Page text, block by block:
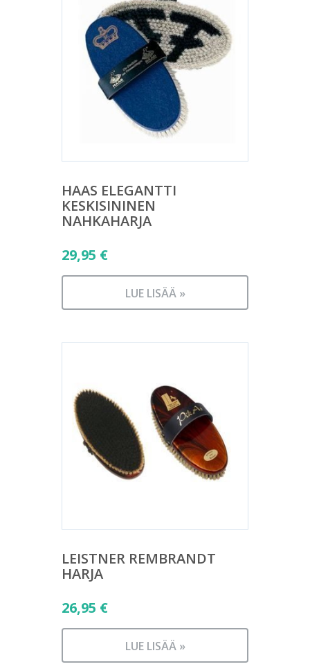
HAAS ELEGANTTI
KESKISININEN
NAHKAHARJA
29,95 €
LUE LISÄÄ »
LEISTNER REMBRANDT
HARJA
26,95 €
LUE LISÄÄ »